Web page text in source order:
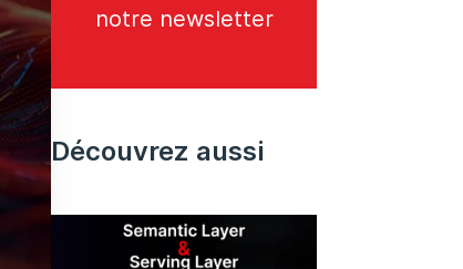
notre newsletter
Découvrez aussi